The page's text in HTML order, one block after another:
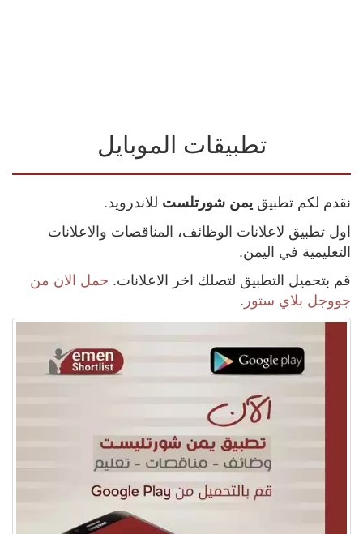
تطبيقات الموبايل
نقدم لكم تطبيق يمن شورتلست للاندرويد.
اول تطبيق لاعلانات الوظائف، المناقصات والاعلانات
التعليمية في اليمن.
قم بتحميل التطبيق لتصلك اخر الاعلانات. حمل الان من
جووجل بلاي ستور .